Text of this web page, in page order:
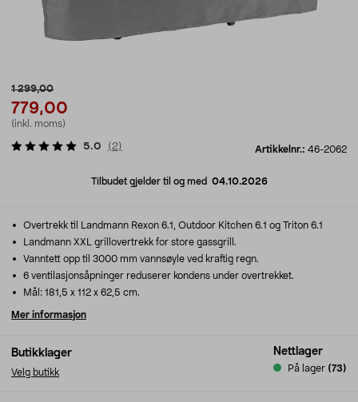
1 299,00
779,00
(inkl. moms)
Artikkelnr.: 46-2062
5.0 ( 2)
Tilbudet gjelder til og med 04.10.2026
Butikklager
Velg butikk
Nettlager
På lager (73)
Overtrekk til Landmann Rexon 6.1, Outdoor Kitchen 6.1 og Triton 6.1
Landmann XXL grillovertrekk for store gassgrill.
Vanntett opp til 3000 mm vannsøyle ved kraftig regn.
6 ventilasjonsåpninger reduserer kondens under overtrekket.
Mål: 181,5 x 112 x 62,5 cm.
Mer informasjon